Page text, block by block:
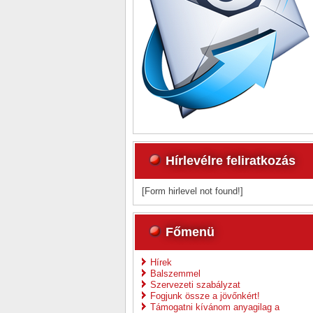
Hírlevélre feliratkozás
[Form hirlevel not found!]
Főmenü
Hírek
Balszemmel
Szervezeti szabályzat
Fogjunk össze a jövőnkért!
Támogatni kívánom anyagilag a